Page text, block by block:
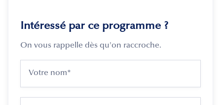
Intéressé par ce programme ?
On vous rappelle dès qu'on raccroche.